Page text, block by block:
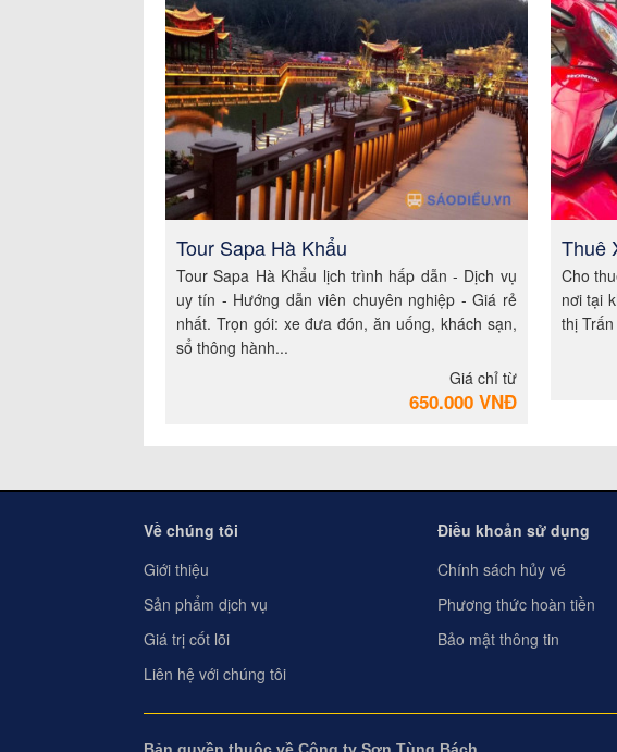
Tour Sapa Hà Khẩu
Tour Sapa Hà Khẩu lịch trình hấp dẫn - Dịch vụ
uy tín - Hướng dẫn viên chuyên nghiệp - Giá rẻ
nhất. Trọn gói: xe đưa đón, ăn uống, khách sạn,
sổ thông hành...
Giá chỉ từ
650.000 VNĐ
Thuê
Cho
nơi tại
thị
Về chúng tôi
Giới thiệu
Sản phẩm dịch vụ
Giá trị cốt lõi
Liên hệ với chúng tôi
Điều khoản sử dụng
Chính sách hủy vé
Phương thức hoàn tiền
Bảo mật thông tin